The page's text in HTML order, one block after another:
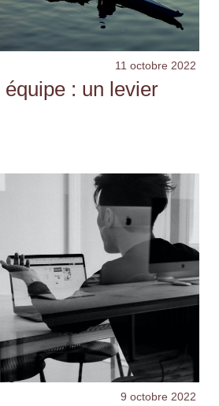
11 octobre 2022
: un levier
9 octobre 2022